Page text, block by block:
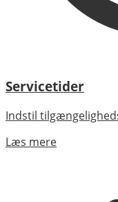
Servicetider
Indstil
Læs mere